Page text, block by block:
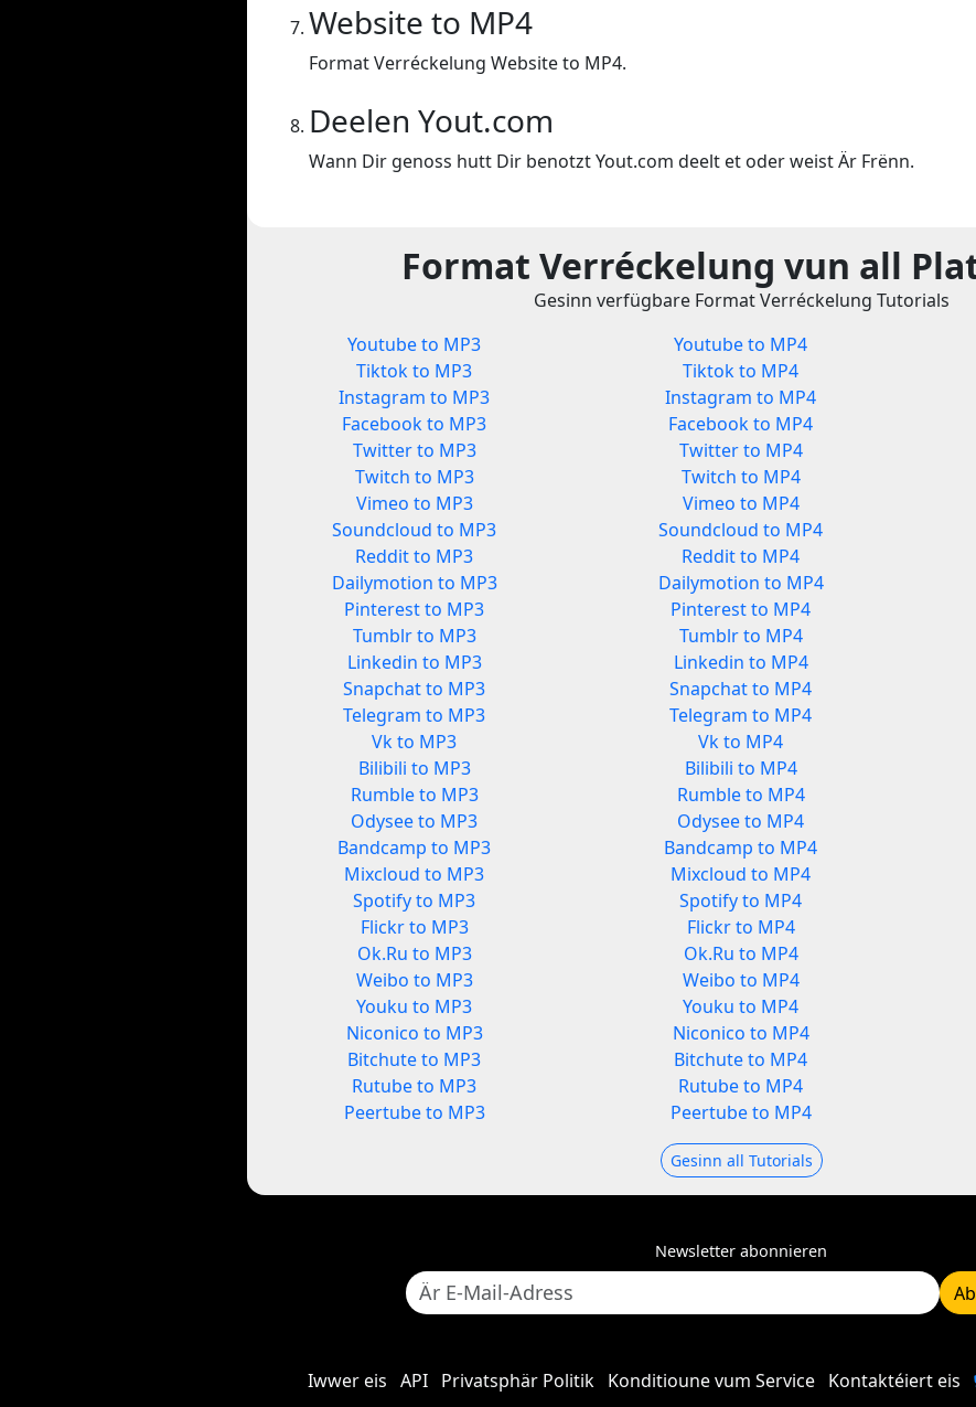
Website to MP4
Format Verréckelung Website to MP4.
Deelen Yout.com
Wann Dir genoss hutt Dir benotzt Yout.com deelt et oder weist Är Frënn.
Format Verréckelung vun all
Gesinn verfügbare Format Verréckelung Tutorials
Youtube to MP3
Tiktok to MP3
Instagram to MP3
Facebook to MP3
Twitter to MP3
Twitch to MP3
Vimeo to MP3
Soundcloud to MP3
Reddit to MP3
Dailymotion to MP3
Pinterest to MP3
Tumblr to MP3
Linkedin to MP3
Snapchat to MP3
Telegram to MP3
Vk to MP3
Bilibili to MP3
Rumble to MP3
Odysee to MP3
Bandcamp to MP3
Mixcloud to MP3
Spotify to MP3
Flickr to MP3
Ok.Ru to MP3
Weibo to MP3
Youku to MP3
Niconico to MP3
Bitchute to MP3
Rutube to MP3
Peertube to MP3
Youtube to MP4
Tiktok to MP4
Instagram to MP4
Facebook to MP4
Twitter to MP4
Twitch to MP4
Vimeo to MP4
Soundcloud to MP4
Reddit to MP4
Dailymotion to MP4
Pinterest to MP4
Tumblr to MP4
Linkedin to MP4
Snapchat to MP4
Telegram to MP4
Vk to MP4
Bilibili to MP4
Rumble to MP4
Odysee to MP4
Bandcamp to MP4
Mixcloud to MP4
Spotify to MP4
Flickr to MP4
Ok.Ru to MP4
Weibo to MP4
Youku to MP4
Niconico to MP4
Bitchute to MP4
Rutube to MP4
Peertube to MP4
Gesinn all Tutorials
Newsletter abonnieren
Iwwer eis API Privatsphär Politik Konditioune vum Service Kontaktéiert eis